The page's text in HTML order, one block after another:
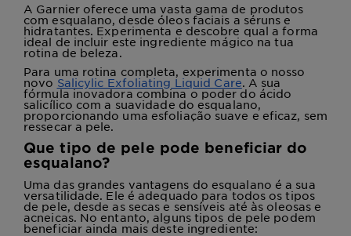
A Garnier oferece uma vasta gama de produtos
com esqualano, desde óleos faciais a séruns e
hidratantes. Experimenta e descobre qual a forma
ideal de incluir este ingrediente mágico na tua
rotina de beleza.
Para uma rotina completa, experimenta o nosso
novo Salicylic Exfoliating Liquid Care. A sua
fórmula inovadora combina o poder do ácido
salicílico com a suavidade do esqualano,
proporcionando uma esfoliação suave e eficaz, sem
ressecar a pele.
Que tipo de pele pode beneficiar do
esqualano?
Uma das grandes vantagens do esqualano é a sua
versatilidade. Ele é adequado para todos os tipos
de pele, desde as secas e sensíveis até às oleosas e
acneicas. No entanto, alguns tipos de pele podem
beneficiar ainda mais deste ingrediente: